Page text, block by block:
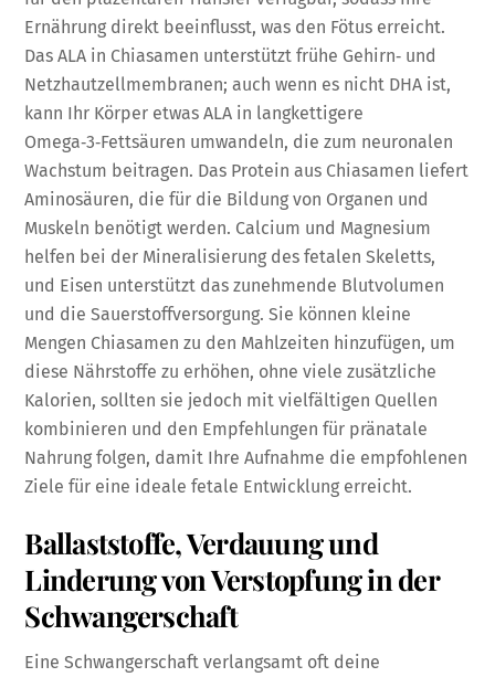
Ernährung direkt beeinflusst, was den Fötus erreicht.
Das ALA in Chiasamen unterstützt frühe Gehirn‑ und
Netzhautzellmembranen; auch wenn es nicht DHA ist,
kann Ihr Körper etwas ALA in langkettigere
Omega‑3‑Fettsäuren umwandeln, die zum neuronalen
Wachstum beitragen. Das Protein aus Chiasamen liefert
Aminosäuren, die für die Bildung von Organen und
Muskeln benötigt werden. Calcium und Magnesium
helfen bei der Mineralisierung des fetalen Skeletts,
und Eisen unterstützt das zunehmende Blutvolumen
und die Sauerstoffversorgung. Sie können kleine
Mengen Chiasamen zu den Mahlzeiten hinzufügen, um
diese Nährstoffe zu erhöhen, ohne viele zusätzliche
Kalorien, sollten sie jedoch mit vielfältigen Quellen
kombinieren und den Empfehlungen für pränatale
Nahrung folgen, damit Ihre Aufnahme die empfohlenen
Ziele für eine ideale fetale Entwicklung erreicht.
Ballaststoffe, Verdauung und
Linderung von Verstopfung in der
Schwangerschaft
Eine Schwangerschaft verlangsamt oft deine